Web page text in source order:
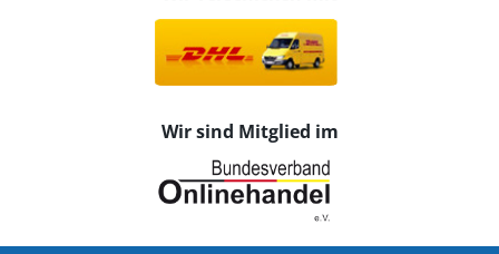
Wir sind Mitglied im